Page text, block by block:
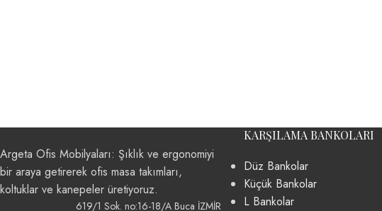
Argeta Ofis Mobilyaları: Şıklık ve ergonomiyi
bir araya getirerek ofis masa takımları,
koltuklar ve kanepeler üretiyoruz.
619/1 Sok. no:16-18/A Buca İZMİR
KARŞILAMA BANKOLARI
Düz Bankolar
Küçük Bankolar
L Bankolar